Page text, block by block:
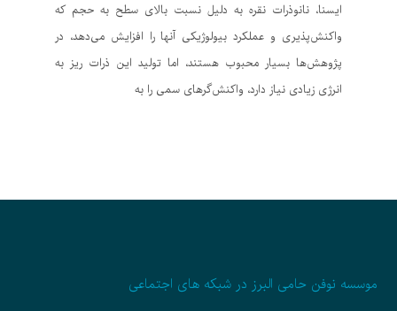
ایسنا، نانوذرات نقره به دلیل نسبت بالای سطح به حجم که
واکنش‌پذیری و عملکرد بیولوژیکی آنها را افزایش می‌دهد، در
پژوهش‌ها بسیار محبوب هستند، اما تولید این ذرات ریز به
انرژی‌ زیادی نیاز دارد، واکنش‌گرهای سمی را به
موسسه نوفن حامی البرز در شبکه های اجتماعی